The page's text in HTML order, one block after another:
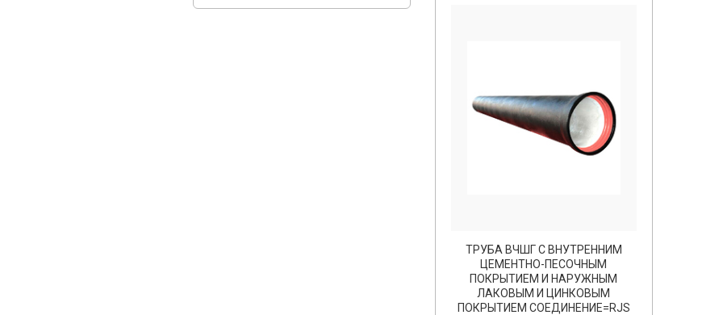
ТРУБА ВЧШГ С ВНУТРЕННИМ
ЦЕМЕНТНО-ПЕСОЧНЫМ
ПОКРЫТИЕМ И НАРУЖНЫМ
ЛАКОВЫМ И ЦИНКОВЫМ
ПОКРЫТИЕМ СОЕДИНЕНИЕ=RJS